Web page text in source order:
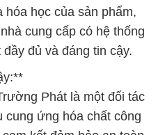
học của sản phẩm,
cung cấp có hệ thống
đủ và đáng tin cậy.
Phát là một đối tác
cung ứng hóa chất công